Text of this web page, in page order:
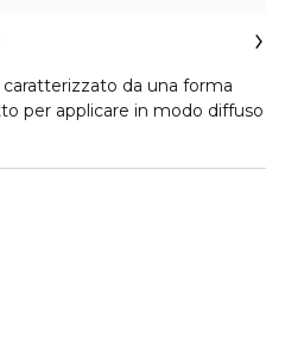
da una forma
per applicare in modo diffuso